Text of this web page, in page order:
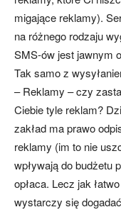
migające reklamy).
na różnego rodzaju
SMS-ów jest jawnym
Tak samo z
– Reklamy – czy
Ciebie tyle reklam?
zakład ma prawo
reklamy (im to nie
wpływają do budżetu
opłaca. Lecz jak
wystarczy się